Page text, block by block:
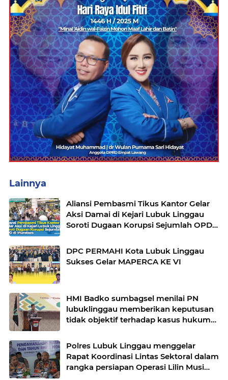
Lainnya
Aliansi Pembasmi Tikus Kantor Gelar
Aksi Damai di Kejari Lubuk Linggau
Soroti Dugaan Korupsi Sejumlah OPD
DPC PERMAHI Kota Lubuk Linggau
Sukses Gelar MAPERCA KE VI
HMI Badko sumbagsel menilai PN
lubuklinggau memberikan keputusan
tidak objektif terhadap kasus hukum
Polres Lubuk Linggau menggelar
Rapat Koordinasi Lintas Sektoral dalam
rangka persiapan Operasi Lilin Musi